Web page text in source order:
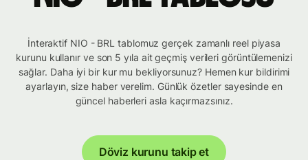
İnteraktif NIO - BRL tablomuz gerçek zamanlı reel piyasa
kurunu kullanır ve son 5 yıla ait geçmiş verileri görüntülemenizi
sağlar. Daha iyi bir kur mu bekliyorsunuz? Hemen kur bildirimi
ayarlayın, size haber verelim. Günlük özetler sayesinde en
güncel haberleri asla kaçırmazsınız.
Döviz kurunu takip et